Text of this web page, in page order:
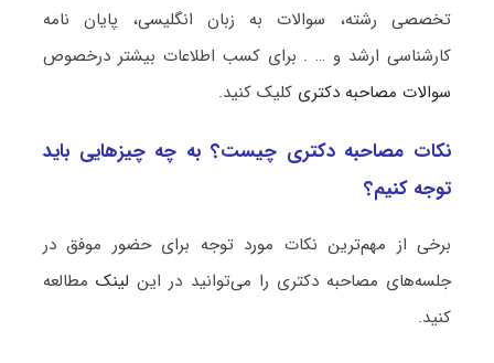
تخصصی رشته، سوالات به زبان انگلیسی، پایان نامه
کارشناسی ارشد و … . برای کسب اطلاعات بیشتر درخصوص
سوالات مصاحبه دکتری کلیک کنید.
نکات مصاحبه دکتری چیست؟ به چه چیزهایی باید
توجه کنیم؟
برخی از مهم‌ترین نکات مورد توجه برای حضور موفق در
جلسه‌های مصاحبه دکتری را می‌توانید در این لینکمطالعه
کنید.